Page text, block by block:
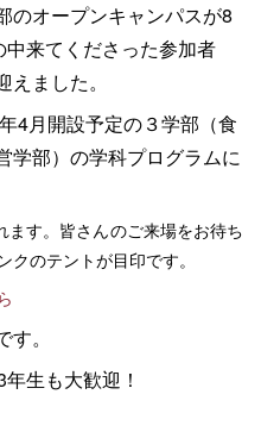
のオープンキャンパスが8
来てくださった参加者
ました。
4月開設予定の３学部（食
学部）の学科プログラムに
ます。皆さんのご来場をお待ち
クのテントが目印です。
。
生も大歓迎！